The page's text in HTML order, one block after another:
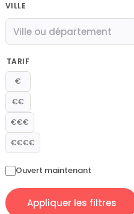
VILLE
TARIF
€
€€
€€€
€€€€
Ouvert maintenant
Appliquer les filtres